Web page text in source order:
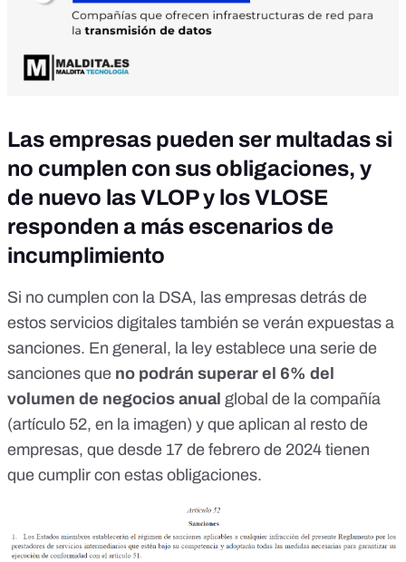
Las empresas pueden ser multadas si
no cumplen con sus obligaciones, y
de nuevo las VLOP y los VLOSE
responden a más escenarios de
incumplimiento
Si no cumplen con la DSA, las empresas detrás de
estos servicios digitales también se verán expuestas a
sanciones. En general, la ley establece una serie de
sanciones que no podrán superar el 6% del
volumen de negocios anual global de la compañía
(artículo 52, en la imagen) y que aplican al resto de
empresas, que desde 17 de febrero de 2024 tienen
que cumplir con estas obligaciones.